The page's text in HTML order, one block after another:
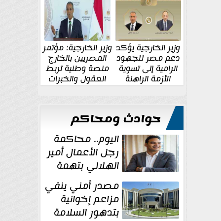
وزير الخارجية يؤكد
دعم مصر للجهود
الرامية إلى تسوية
الأزمة الراهنة
وزير الخارجية: مؤتمر
المصريين بالخارج
منصة وطنية تربط
العقول والخبرات
المصرية بالدولة
حوادث ومحاكم
اليوم.. محاكمة
رجل الأعمال أمير
الهلالي بتهمة
غسل الأموال
مصدر أمني ينفي
مزاعم إخوانية
بتدهور السلامة